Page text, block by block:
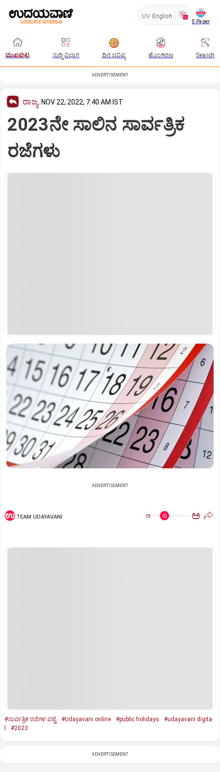
UV English
E-Paper
ಮುಖಪುಟ ಸುದ್ದಿ ವಿಭಾಗ ದಿನ ಭವಿಷ್ಯ ಹೊಂಗಿರಣ Search
ADVERTISEMENT
ರಾಜ್ಯ NOV 22, 2022, 7:40 AM IST
2023ನೇ ಸಾಲಿನ ಸಾರ್ವತ್ರಿಕ
ರಜೆಗಳು
ADVERTISEMENT
TEAM UDAYAVANI ಅ ಅ
#ಸಾರ್ವತ್ರಿಕ ರಜೆಗಳ ಪಟ್ಟಿ #Udayavani online #public holidays
#udayavani digita
#2023
ADVERTISEMENT